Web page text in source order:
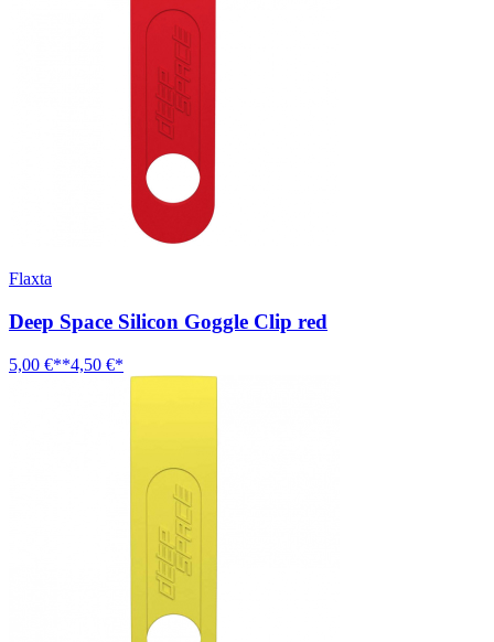
Flaxta
Deep Space Silicon Goggle Clip red
5,00 €**4,50 €*